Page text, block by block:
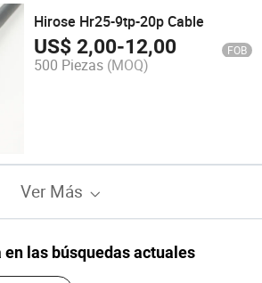
Hirose Hr25-9tp-20p Cable
US$2,00-12,00 FOB
500 Piezas (MOQ)
Ver Más
en las búsquedas actuales